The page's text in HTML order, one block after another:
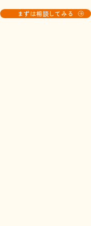
まずは相談してみる